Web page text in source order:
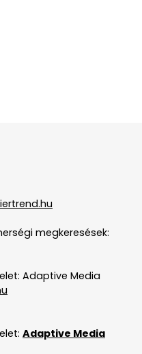
megkeresések:
Adaptive Media
Adaptive Media